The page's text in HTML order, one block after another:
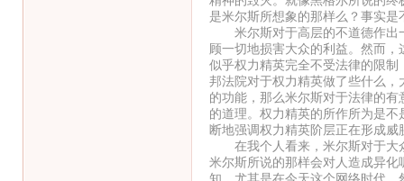
是米尔斯所想象的那样么？事实是
米尔斯对于高层的不道德作出
顾一切地损害大众的利益。然而
似乎权力精英完全不受法律的限
邦法院对于权力精英做了些什么
的功能，那么米尔斯对于法律的
的道理。权力精英的所作所为是
断地强调权力精英阶层正在形成威
在我个人看来，米尔斯对于大
米尔斯所说的那样会对人造成异
知，尤其是在今天这个网络时代